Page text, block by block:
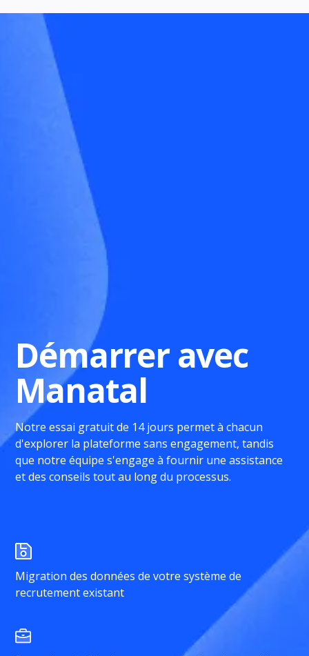
Démarrer avec
Manatal
Notre essai gratuit de 14 jours permet à chacun
d'explorer la plateforme sans engagement, tandis
que notre équipe s'engage à fournir une assistance
et des conseils tout au long du processus.
Migration des données de votre système de
recrutement existant